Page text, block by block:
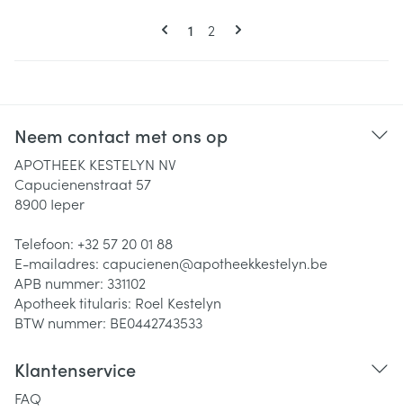
Pagina's
U lees momenteel pagina
1 Pagina
2
Neem contact met ons op
APOTHEEK KESTELYN NV
Capucienenstraat 57
8900 Ieper
Telefoon: +32 57 20 01 88
E-mailadres: capucienen@apotheekkestelyn.be
APB nummer: 331102
Apotheek titularis: Roel Kestelyn
BTW nummer: BE0442743533
Klantenservice
FAQ